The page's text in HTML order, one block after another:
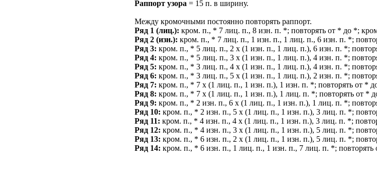
Раппорт узора = 15 п. в ширину.
Между кромочными постоянно повторять раппорт.
Ряд 1 (лиц.): кром. п., * 7 лиц. п., 8 изн. п. *; повторять от * до *;
Ряд 2 (изн.): кром. п., * 7 лиц. п., 1 изн. п., 1 лиц. п., 6 изн. п. *;
Ряд 3: кром. п., * 5 лиц. п., 2 х (1 изн. п., 1 лиц. п.), 6 изн. п. *;
Ряд 4: кром. п., * 5 лиц. п., 3 х (1 изн. п., 1 лиц. п.), 4 изн. п. *;
Ряд 5: кром. п., * 3 лиц. п., 4 х (1 изн. п., 1 лиц. п.), 4 изн. п. *;
Ряд 6: кром. п., * 3 лиц. п., 5 х (1 изн. п., 1 лиц. п.), 2 изн. п. *;
Ряд 7: кром. п., * 7 х (1 лиц. п., 1 изн. п.), 1 изн. п. *; повторять от *
Ряд 8: кром. п., * 7 х (1 лиц. п., 1 изн. п.), 1 лиц. п. *; повторять от *
Ряд 9: кром. п., * 2 изн. п., 6 х (1 лиц. п., 1 изн. п.), 1 лиц. п. *;
Ряд 10: кром. п., * 2 изн. п., 5 х (1 лиц. п., 1 изн. п.), 3 лиц. п. *;
Ряд 11: кром. п., * 4 изн. п., 4 х (1 лиц. п., 1 изн. п.), 3 лиц. п. *;
Ряд 12: кром. п., * 4 изн. п., 3 х (1 лиц. п., 1 изн. п.), 5 лиц. п. *;
Ряд 13: кром. п., * 6 изн. п., 2 х (1 лиц. п., 1 изн. п.), 5 лиц. п. *;
Ряд 14: кром. п., * 6 изн. п., 1 лиц. п., 1 изн. п., 7 лиц. п. *;